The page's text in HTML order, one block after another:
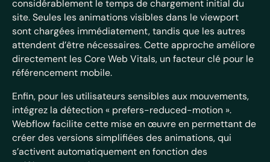
considérablement le temps de chargement initial du
site. Seules les animations visibles dans le viewport
sont chargées immédiatement, tandis que les autres
attendent d’être nécessaires. Cette approche améliore
directement les Core Web Vitals, un facteur clé pour le
référencement mobile.
Enfin, pour les utilisateurs sensibles aux mouvements,
intégrez la détection « prefers-reduced-motion ».
Webflow facilite cette mise en œuvre en permettant de
créer des versions simplifiées des animations, qui
s’activent automatiquement en fonction des